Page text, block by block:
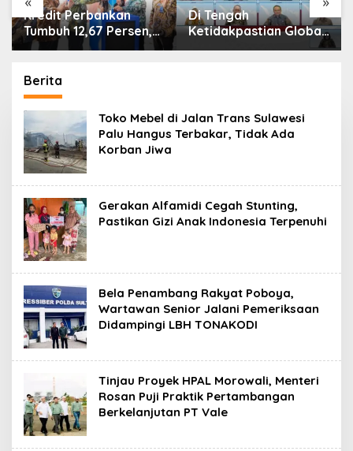
Di Tengah
Ketidakpastian Global,
OJK Pastikan
Keuangan Tetap
Terjaga
IHSG Menguat, Jumlah
Investor Pasar Modal
Tembus 30 Juta per
Berita
Toko Mebel di Jalan Trans Sulawesi
Palu Hangus Terbakar, Tidak Ada
Korban Jiwa
Gerakan Alfamidi Cegah Stunting,
Pastikan Gizi Anak Indonesia Terpenuhi
Bela Penambang Rakyat Poboya,
Wartawan Senior Jalani Pemeriksaan
Didampingi LBH TONAKODI
Tinjau Proyek HPAL Morowali, Menteri
Rosan Puji Praktik Pertambangan
Berkelanjutan PT Vale